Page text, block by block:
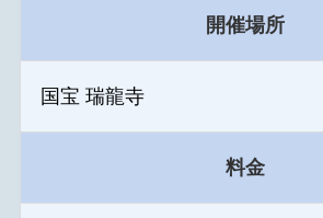
開催場所
国宝 瑞龍寺
料金